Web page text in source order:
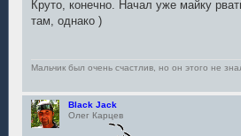
о
б
щ
е
Круто, конечно. Начал уже майку
там, однако )
Мальчик был очень счастлив, но он этого не
Black Jack
Олег Карцев